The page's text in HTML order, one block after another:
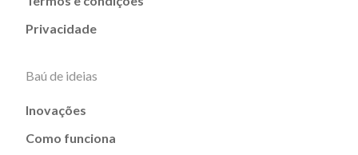
Privacidade
Baú de ideias
Inovações
Como funciona